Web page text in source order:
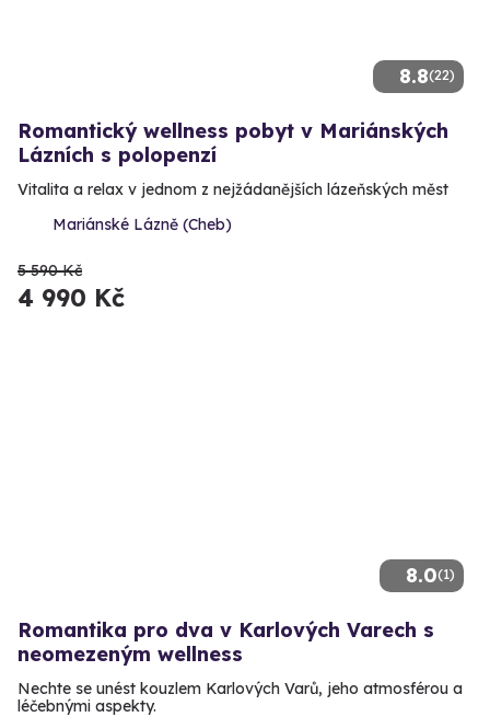
8.8(22)
Romantický wellness pobyt v Mariánských
Lázních s polopenzí
Vitalita a relax v jednom z nejžádanějších lázeňských měst
Mariánské Lázně (Cheb)
5 590 Kč
4 990 Kč
8.0(1)
Romantika pro dva v Karlových Varech s
neomezeným wellness
Nechte se unést kouzlem Karlových Varů, jeho atmosférou a
léčebnými aspekty.